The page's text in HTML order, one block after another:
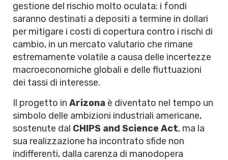
gestione del rischio molto oculata: i fondi
saranno destinati a depositi a termine in dollari
per mitigare i costi di copertura contro i rischi di
cambio, in un mercato valutario che rimane
estremamente volatile a causa delle incertezze
macroeconomiche globali e delle fluttuazioni
dei tassi di interesse.
Il progetto in Arizona è diventato nel tempo un
simbolo delle ambizioni industriali americane,
sostenute dal CHIPS and Science Act, ma la
sua realizzazione ha incontrato sfide non
indifferenti, dalla carenza di manodopera